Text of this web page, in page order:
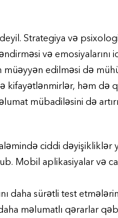
Strategiya və
və
edilməsi də
kifayətlənmirlər, həm
mübadiləsini də
ciddi dəyişikliklər
Mobil aplikasiyalar və
daha sürətli test
məlumatlı qərarlar